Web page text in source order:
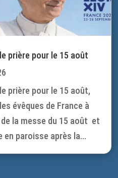
prière pour le 15 août
prière pour le 15 août,
évêques de France à
de la messe du 15 août et
en paroisse après la...